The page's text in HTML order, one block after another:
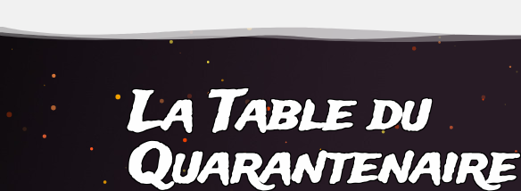
La Table du
Quarantenaire